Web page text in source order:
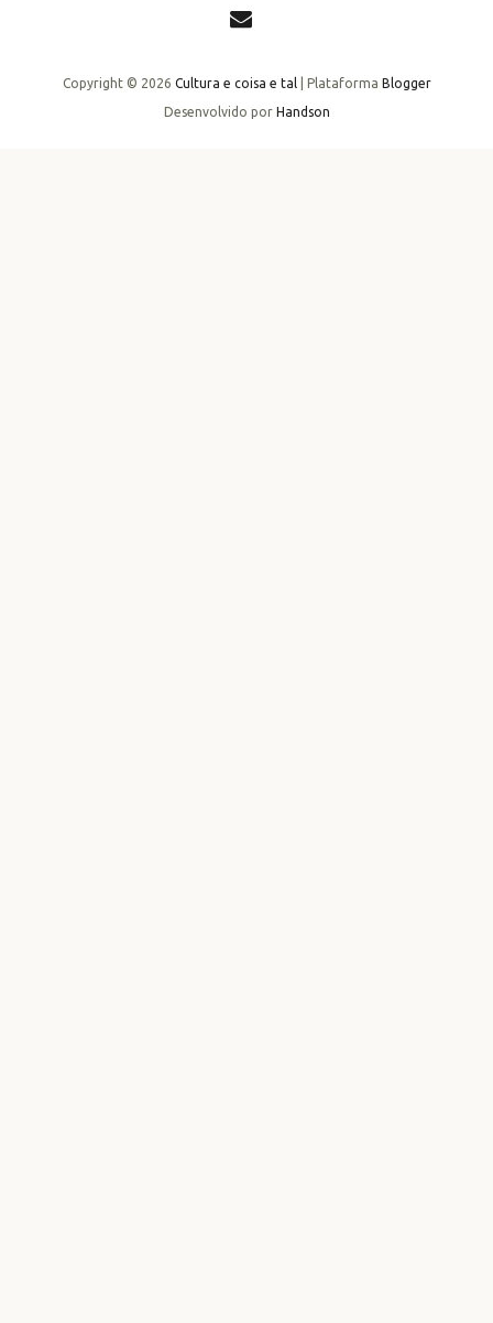
Copyright © 2026 Cultura e coisa e tal| Plataforma Blogger
Desenvolvido por Handson